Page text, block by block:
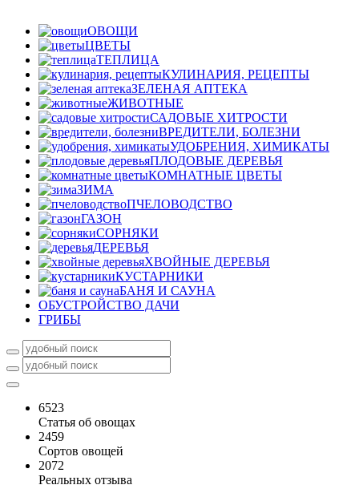
ОВОЩИ
ЦВЕТЫ
ТЕПЛИЦА
КУЛИНАРИЯ, РЕЦЕПТЫ
ЗЕЛЕНАЯ АПТЕКА
ЖИВОТНЫЕ
САДОВЫЕ ХИТРОСТИ
ВРЕДИТЕЛИ, БОЛЕЗНИ
УДОБРЕНИЯ, ХИМИКАТЫ
ПЛОДОВЫЕ ДЕРЕВЬЯ
КОМНАТНЫЕ ЦВЕТЫ
ЗИМА
ПЧЕЛОВОДСТВО
ГАЗОН
СОРНЯКИ
ДЕРЕВЬЯ
ХВОЙНЫЕ ДЕРЕВЬЯ
КУСТАРНИКИ
БАНЯ И САУНА
ОБУСТРОЙСТВО ДАЧИ
ГРИБЫ
6523
Статья об овощах
2459
Сортов овощей
2072
Реальных отзыва